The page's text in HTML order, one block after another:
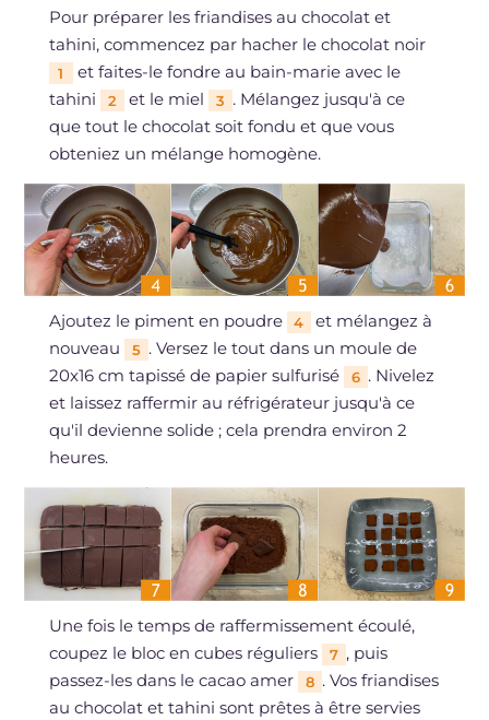
Pour préparer les friandises au chocolat et
tahini, commencez par hacher le chocolat noir
1
et faites-le fondre au bain-marie avec le
tahini
2 et le miel 3 . Mélangez jusqu'à ce
que tout le chocolat soit fondu et que vous
obteniez un mélange homogène.
Ajoutez le piment en poudre 4
et mélangez à
nouveau
5 . Versez le tout dans un moule de
20x16 cm tapissé de papier sulfurisé
6 . Nivelez
et laissez raffermir au réfrigérateur jusqu'à ce
qu'il devienne solide ; cela prendra environ 2
heures.
Une fois le temps de raffermissement écoulé,
coupez le bloc en cubes réguliers
7 , puis
passez-les dans le cacao amer
8 . Vos friandises
au chocolat et tahini sont prêtes à être servies